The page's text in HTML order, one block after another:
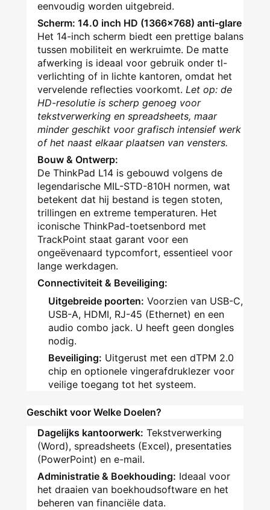
eenvoudig worden uitgebreid.
Scherm: 14.0 inch HD (1366x768) anti-glare
Het 14-inch scherm biedt een prettige balans
tussen mobiliteit en werkruimte. De matte
afwerking is ideaal voor gebruik onder tl-
verlichting of in lichte kantoren, omdat het
vervelende reflecties voorkomt. Let op: de
HD-resolutie is scherp genoeg voor
tekstverwerking en spreadsheets, maar
minder geschikt voor grafisch intensief werk
of het naast elkaar plaatsen van vensters.
Bouw & Ontwerp:
De ThinkPad L14 is gebouwd volgens de
legendarische MIL-STD-810H normen, wat
betekent dat hij bestand is tegen stoten,
trillingen en extreme temperaturen. Het
iconische ThinkPad-toetsenbord met
TrackPoint staat garant voor een
ongeëvenaard typcomfort, essentieel voor
lange werkdagen.
Connectiviteit & Beveiliging:
Uitgebreide poorten: Voorzien van USB-C,
USB-A, HDMI, RJ-45 (Ethernet) en een
audio combo jack. U heeft geen dongles
nodig.
Beveiliging: Uitgerust met een dTPM 2.0
chip en optionele vingerafdruklezer voor
veilige toegang tot het systeem.
Geschikt voor Welke Doelen?
Dagelijks kantoorwerk: Tekstverwerking
(Word), spreadsheets (Excel), presentaties
(PowerPoint) en e-mail.
Administratie & Boekhouding: Ideaal voor
het draaien van boekhoudsoftware en het
beheren van financiële data.